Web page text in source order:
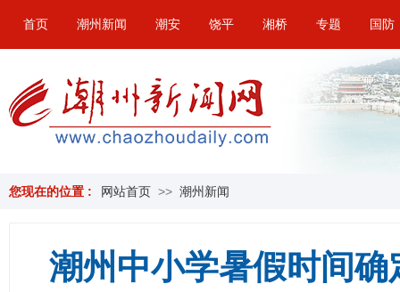
首页 潮州新闻 潮安 饶平 湘桥 专题 国防
您现在的位置 : 网站首页 >> 潮州新闻
潮州中小学暑假时间